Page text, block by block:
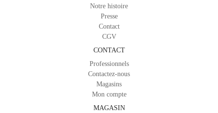
Notre histoire
Presse
Contact
CGV
CONTACT
Professionnels
Contactez-nous
Magasins
Mon compte
MAGASIN